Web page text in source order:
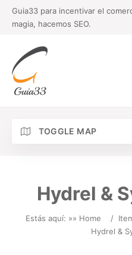
Guia33 para incentivar el
magia, hacemos SEO.
TOGGLE MAP
Hydrel &
Estás aquí: »» Home /
Hydrel &